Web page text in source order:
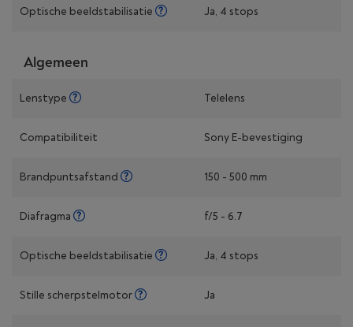
Optische beeldstabilisatie Ja, 4 stops
Algemeen
Lenstype Telelens
Compatibiliteit Sony E-bevestiging
Brandpuntsafstand 150 - 500 mm
Diafragma f/5 - 6.7
Optische beeldstabilisatie Ja, 4 stops
Stille scherpstelmotor Ja